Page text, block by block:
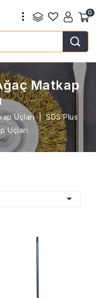
0
Matkap
Uçları
SDS Plus
Uçları
